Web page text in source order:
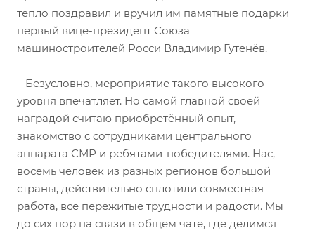
тепло поздравил и вручил им памятные подарки
первый вице-президент Союза
машиностроителей Росси Владимир Гутенёв.
– Безусловно, мероприятие такого высокого
уровня впечатляет. Но самой главной своей
наградой считаю приобретённый опыт,
знакомство с сотрудниками центрального
аппарата СМР и ребятами-победителями. Нас,
восемь человек из разных регионов большой
страны, действительно сплотили совместная
работа, все пережитые трудности и радости. Мы
до сих пор на связи в общем чате, где делимся